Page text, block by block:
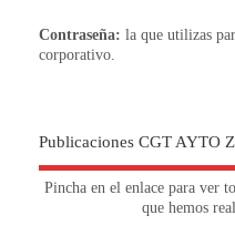
Contraseña: la que utilizas
corporativo.
Publicaciones CGT AYTO
Pincha en el enlace para ver
que hemos